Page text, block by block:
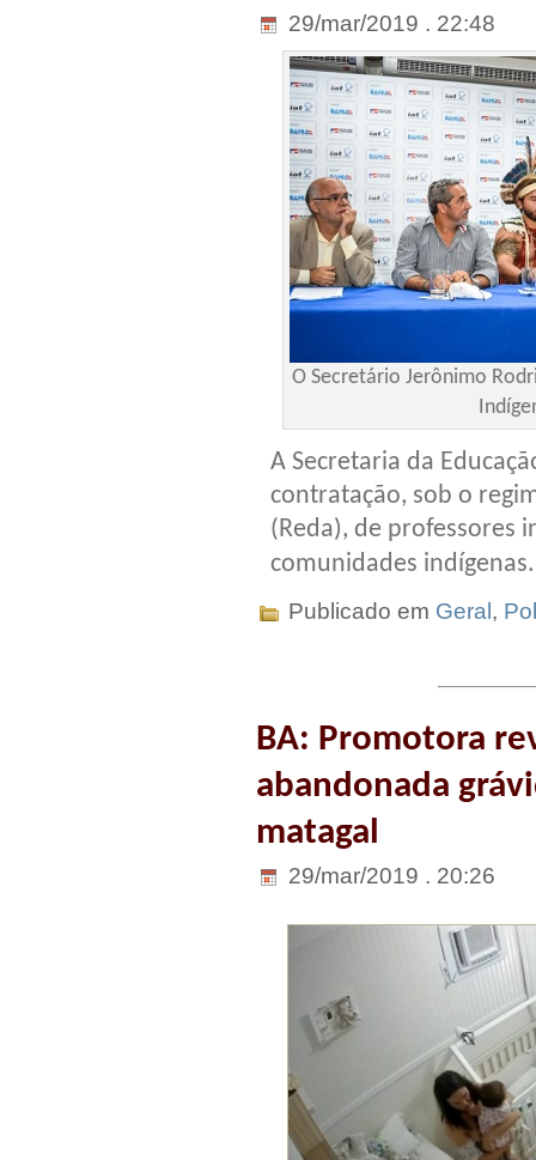
29/mar/2019 . 22:48
O Secretário Jerônimo
A Secretaria da
contratação, sob o
(Reda), de professores
comunidades
Publicado em Geral,
BA: Promotora
abandonada
matagal
29/mar/2019 . 20:26